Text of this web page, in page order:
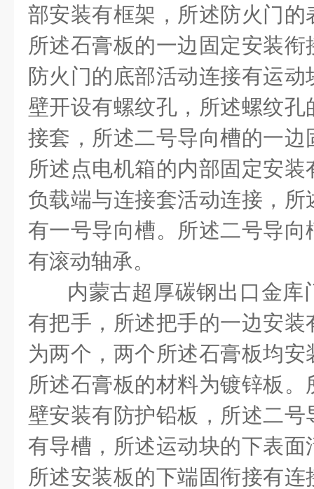
部安装有框架，所述防火门
所述石膏板的一边固定安装
防火门的底部活动连接有运
壁开设有螺纹孔，所述螺纹
接套，所述二号导向槽的一
所述点电机箱的内部固定安
负载端与连接套活动连接，
有一号导向槽。所述二号导
有滚动轴承。
内蒙古超厚碳钢出口金库
有把手，所述把手的一边安
为两个，两个所述石膏板均
所述石膏板的材料为镀锌板
壁安装有防护铅板，所述二
有导槽，所述运动块的下表
所述安装板的下端固衔接有